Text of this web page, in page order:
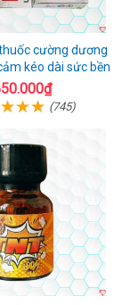
cường dương
kéo dài sức bền
(745)